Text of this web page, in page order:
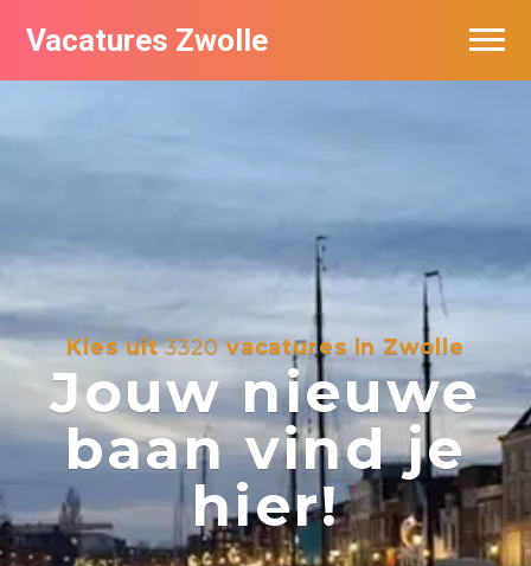
Vacatures Zwolle
Kies uit3320vacatures in Zwolle
Jouw nieuwe
baan vind je
hier!
Vacatures per bedrijf